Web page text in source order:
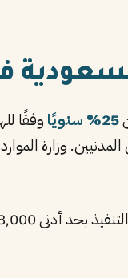
في
25% سنويًا
وزارة